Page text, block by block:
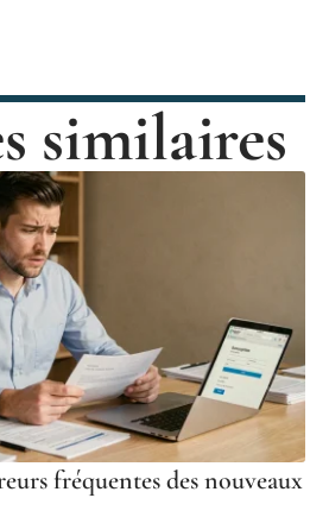
similaires
fréquentes des nouveaux